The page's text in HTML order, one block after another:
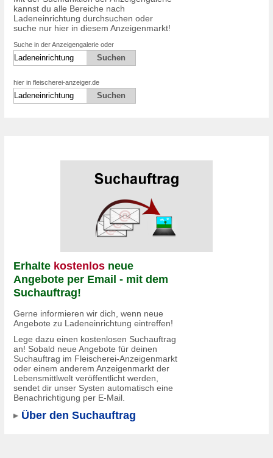
kannst du alle Bereiche nach
Ladeneinrichtung durchsuchen oder
suche nur hier in diesem Anzeigenmarkt!
Suche in der Anzeigengalerie oder
hier in fleischerei-anzeiger.de
Erhalte kostenlos neue
Angebote per Email - mit dem
Suchauftrag!
Gerne informieren wir dich, wenn neue
Angebote zu Ladeneinrichtung eintreffen!
Lege dazu einen kostenlosen Suchauftrag
an! Sobald neue Angebote für deinen
Suchauftrag im Fleischerei-Anzeigenmarkt
oder einem anderem Anzeigenmarkt der
Lebensmittlwelt veröffentlicht werden,
sendet dir unser Systen automatisch eine
Benachrichtigung per E-Mail.
Über den Suchauftrag